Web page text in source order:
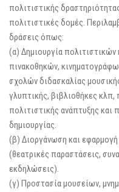
πολιτιστικής
πολιτιστικές δομές.
δράσεις όπως:
(α) Δημιουργία
πινακοθηκών,
σχολών διδασκαλίας
γλυπτικής, βιβλιοθήκες
πολιτιστικής ανάπτυξης και
δημιουργίας.
(β) Διοργάνωση και
(θεατρικές παραστάσεις,
εκδηλώσεις).
(γ) Προστασία μουσείων,